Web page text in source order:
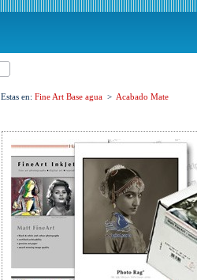
Estas en: Fine Art Base agua > Acabado Mate